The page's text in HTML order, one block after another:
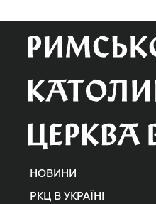
НОВИНИ
РКЦ В УКРАЇНІ